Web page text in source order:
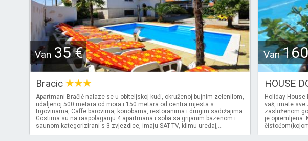
Van 35 €
Bracic
Apartmani Bračić nalaze se u obiteljskoj kući, okruženoj bujnim zelenilom,
udaljenoj 500 metara od mora i 150 metara od centra mjesta s
trgovinama, Caffe barovima, konobama, restoranima i drugim sadržajima.
Gostima su na raspolaganju 4 apartmana i soba sa grijanim bazenom i
saunom kategorizirani s 3 zvjezdice, imaju SAT-TV, klimu uređaj,...
Van160
€
HOUSE
Holiday House
vaš, imate sve
zasluženom
je opremljena.